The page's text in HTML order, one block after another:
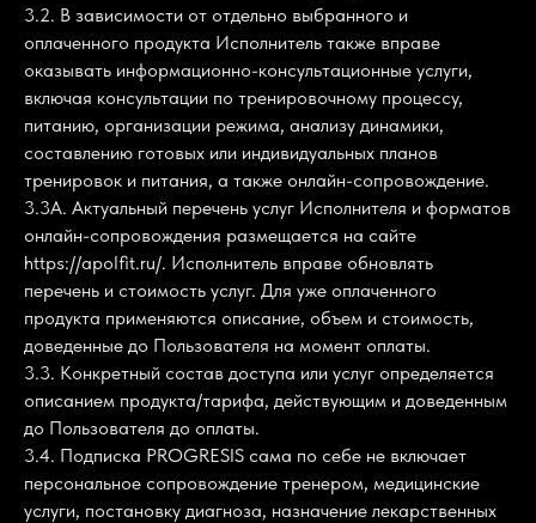
3.2. В зависимости от отдельно выбранного и
оплаченного продукта Исполнитель также вправе
оказывать информационно-консультационные услуги,
включая консультации по тренировочному процессу,
питанию, организации режима, анализу динамики,
составлению готовых или индивидуальных планов
тренировок и питания, а также онлайн-сопровождение.
3.3А. Актуальный перечень услуг Исполнителя и форматов
онлайн-сопровождения размещается на сайте
https://apolfit.ru/. Исполнитель вправе обновлять
перечень и стоимость услуг. Для уже оплаченного
продукта применяются описание, объем и стоимость,
доведенные до Пользователя на момент оплаты.
3.3. Конкретный состав доступа или услуг определяется
описанием продукта/тарифа, действующим и доведенным
до Пользователя до оплаты.
3.4. Подписка PROGRESIS сама по себе не включает
персональное сопровождение тренером, медицинские
услуги, постановку диагноза, назначение лекарственных